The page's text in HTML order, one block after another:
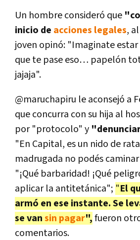
Un hombre consideró que
inicio de acciones legales,
joven opinó: "Imaginate estar
que te pase eso… papelón
jajaja".
@maruchapiru le aconsejó a
que concurra con su hija al
por "protocolo" y
"En Capital, es un nido de
madrugada no podés
"¡Qué barbaridad! ¡Qué
aplicar la antitetánica"; "El
armó en ese instante. Se
se vansin pagar",fueron
comentarios.